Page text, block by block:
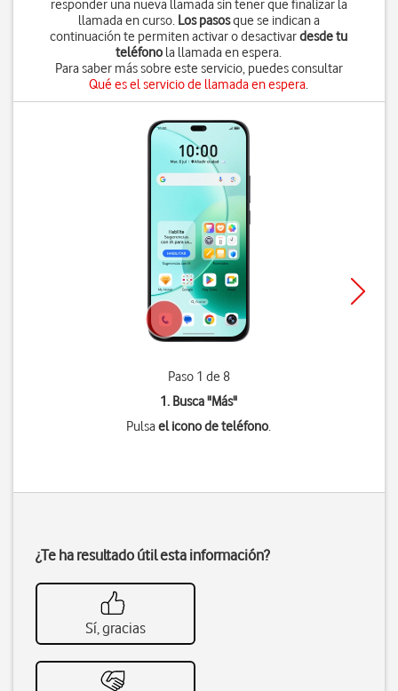
responder una nueva llamada sin tener que finalizar la
llamada en curso. Los pasosque se indican a
continuación te permiten activar o desactivardesde tu
teléfono la llamada en espera.
Para saber más sobre este servicio, puedes consultar
Qué es el servicio de llamada en espera.
Paso 1 de 8
1. Busca "Más"
Pulsael icono de teléfono.
¿Te ha resultado útil esta información?
Sí, gracias